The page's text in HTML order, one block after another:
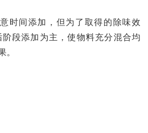
时间添加，但为了取得的除味效
段添加为主，使物料充分混合均